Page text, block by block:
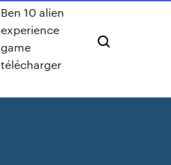
Ben 10 alien
experience
game
télécharger